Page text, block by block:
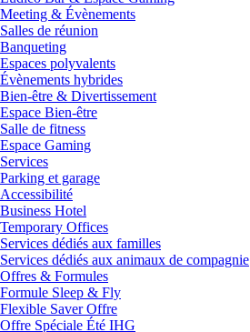
Meeting & Évènements
Salles de réunion
Banqueting
Espaces polyvalents
Évènements hybrides
Bien-être & Divertissement
Espace Bien-être
Salle de fitness
Espace Gaming
Services
Parking et garage
Accessibilité
Business Hotel
Temporary Offices
Services dédiés aux familles
Services dédiés aux animaux de compagnie
Offres & Formules
Formule Sleep & Fly
Flexible Saver Offre
Offre Spéciale Été IHG